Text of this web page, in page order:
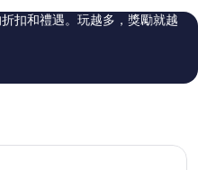
評
論
扣和禮遇。玩越多，獎勵就越